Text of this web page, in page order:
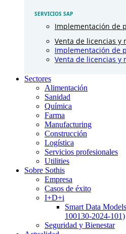
SERVICIOS SAP
Implementación de
Venta de licencias y
Implementación de
Venta de licencias y
Sectores
Alimentación
Sanidad
Química
Farma
Manufacturing
Construcción
Logística
Servicios profesionales
Utilities
Sobre Sothis
Empresa
Casos de éxito
I+D+i
Smart Data
100130-2024-101)
Seguridad y Bienestar